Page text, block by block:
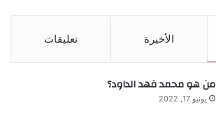
الأخيرة تعليقات
من هو محمد فهد الداود؟
يونيو 17, 2022